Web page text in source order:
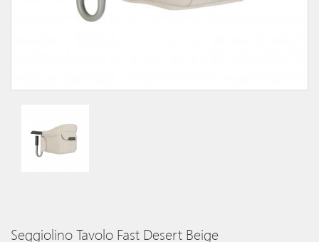
Seggiolino Tavolo Fast Desert Beige